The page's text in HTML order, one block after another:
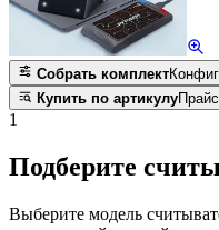
Собрать комплект
Купить по артикулу
1
Подберите
Выберите модель